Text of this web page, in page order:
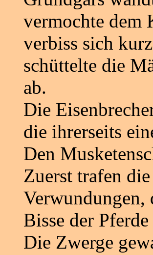
vermochte dem
verbiss sich
schüttelte die
ab.
Die
die ihrerseits
Den
Zuerst trafen
Verwundungen,
Bisse der
Die Zwerge